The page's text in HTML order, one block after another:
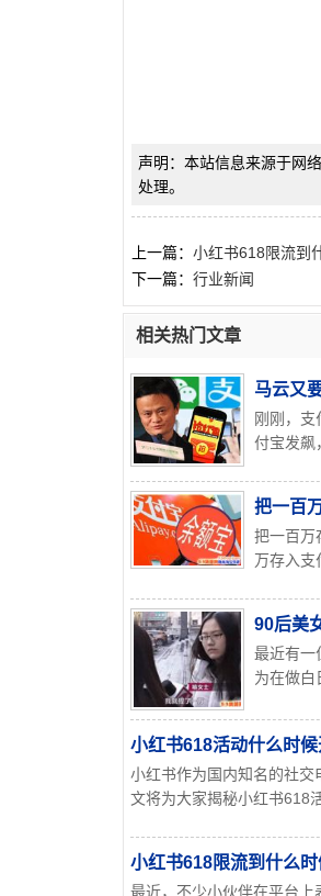
声明：本站信息来源于网
处理。
上一篇： 小红书618限流到
下一篇： 行业新闻
相关热门文章
马云又
刚刚，
付宝发飙
把一百
把一百万
万存入支
90后美
最近有一
为在做白
小红书618活动什么时候
小红书作为国内知名的社
文将为大家揭秘小红书618
小红书618限流到什么时
最近，不少小伙伴在平台